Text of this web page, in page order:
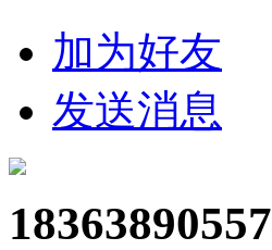
加为好友
发送消息
18363890557